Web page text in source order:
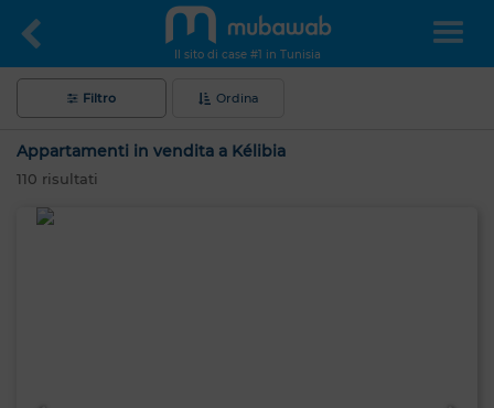
Il sito di case #1 in Tunisia
Filtro Ordina
Appartamenti in vendita a Kélibia
110 risultati